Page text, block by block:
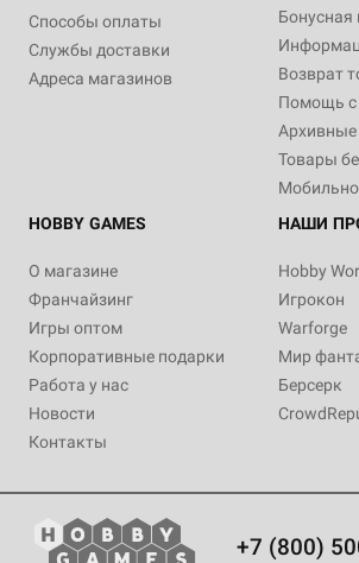
Способы оплаты
Службы доставки
Адреса магазинов
Бонусная
Возврат
Помощь с
Архивные
Товары
HOBBY GAMES
О магазине
Франчайзинг
Игры оптом
Корпоративные подарки
Работа у нас
Новости
Контакты
НАШИ
Hobby
Игрокон
Warforge
Мир
Берсерк
+7 (800)